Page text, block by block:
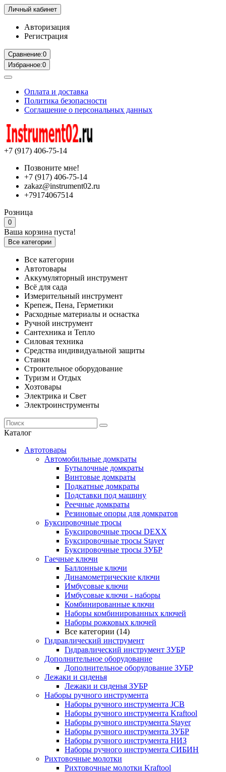
Личный кабинет
Авторизация
Регистрация
Сравнение:0
Избранное:0
Оплата и доставка
Политика безопасности
Соглашение о персональных данных
+7 (917) 406-75-14
Позвоните мне!
+7 (917) 406-75-14
zakaz@instrument02.ru
+79174067514
Розница
0
Ваша корзина пуста!
Все категории
Все категории
Автотовары
Аккумуляторный инструмент
Всё для сада
Измерительный инструмент
Крепеж, Пена, Герметики
Расходные материалы и оснастка
Ручной инструмент
Сантехника и Тепло
Силовая техника
Средства индивидуальной защиты
Станки
Строительное оборудование
Туризм и Отдых
Хозтовары
Электрика и Свет
Электроинструменты
Каталог
Автотовары
Автомобильные домкраты
Бутылочные домкраты
Винтовые домкраты
Подкатные домкраты
Подставки под машину
Реечные домкраты
Резиновые опоры для домкратов
Буксировочные тросы
Буксировочные тросы DEXX
Буксировочные тросы Stayer
Буксировочные тросы ЗУБР
Гаечные ключи
Баллонные ключи
Динамометрические ключи
Имбусовые ключи
Имбусовые ключи - наборы
Комбинированные ключи
Наборы комбинированных ключей
Наборы рожковых ключей
Все категории (14)
Гидравлический инструмент
Гидравлический инструмент ЗУБР
Дополнительное оборудование
Дополнительное оборудование ЗУБР
Лежаки и сиденья
Лежаки и сиденья ЗУБР
Наборы ручного инструмента
Наборы ручного инструмента JCB
Наборы ручного инструмента Kraftool
Наборы ручного инструмента Stayer
Наборы ручного инструмента ЗУБР
Наборы ручного инструмента НИЗ
Наборы ручного инструмента СИБИН
Рихтовочные молотки
Рихтовочные молотки Kraftool